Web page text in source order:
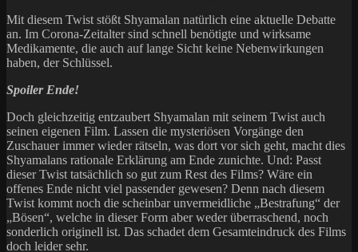
Mit diesem Twist stößt Shyamalan natürlich eine aktuelle Debatte
an. Im Corona-Zeitalter sind schnell benötigte und wirksame
Medikamente, die auch auf lange Sicht keine Nebenwirkungen
haben, der Schlüssel.
Spoiler Ende!
Doch gleichzeitig entzaubert Shyamalan mit seinem Twist auch
seinen eigenen Film. Lassen die mysteriösen Vorgänge den
Zuschauer immer wieder rätseln, was dort vor sich geht, macht dies
Shyamalans rationale Erklärung am Ende zunichte. Und: Passt
dieser Twist tatsächlich so gut zum Rest des Films? Wäre ein
offenes Ende nicht viel passender gewesen? Denn nach diesem
Twist kommt noch die scheinbar unvermeidliche „Bestrafung“ der
„Bösen“, welche in dieser Form aber weder überraschend, noch
sonderlich originell ist. Das schadet dem Gesamteindruck des Films
doch leider sehr.